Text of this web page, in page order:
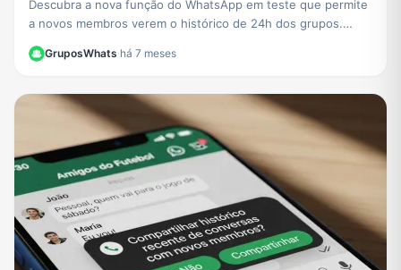
Descubra a nova função do WhatsApp em teste que permite
a novos membros verem o histórico de 24h dos grupos.
Saiba o impacto na privacidade e como se preparar.
GruposWhats·há 7 meses